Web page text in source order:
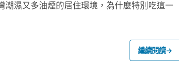
濕又多油煙的居住環境，為什麼特別吃這一
繼續閱讀→